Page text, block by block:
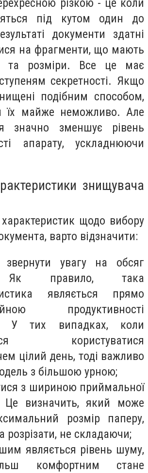
різкою - це коли
під кутом один до
документи здатні
на фрагменти, що мають
та розміри. Все це має
секретності. Якщо
подібним способом,
їх майже неможливо. Але
значно зменшує рівень
апарату, ускладнюючи
знищувача
щодо вибору
варто відзначити:
звернути увагу на обсяг
правило, така
являється прямо
продуктивності
У тих випадках, коли
користуватися
цілий день, тоді важливо
з більшою урною;
з шириною приймальної
Це визначить, який може
розмір паперу,
не складаючи;
являється рівень шуму,
комфортним стане